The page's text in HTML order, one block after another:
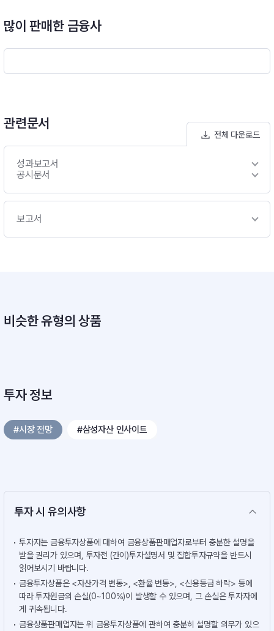
합투자증권(ETF)에분산투자 합니다.- 국내ㆍ외 집합투자증권(E
TF) 종목 선정 시 거래량, 배당수익률, 시가총액을 종합적으로 고
려하여투자하고 시장대응에 따른 리밸런싱을 최소화하는 등 회전
니다.■ 생애주기 동적자산배분(위험-안전자산 비중 탄력적 조
에 초점을 두고, 은퇴시기가 가까워짐에 따라 채권에 주로 투자하
는 집합투자증권 등 안전자산의 비중을 확대하여 포트폴리오 안
정성에 초점을 둘 계획입니다.■ 목표시점(Target Date) : 203
0년- 이 투자신탁은 2030년을 목표시점(Target Date)으로 설
정하여 자산배분 전략을 실행할 계획입니다. 투자기간 동안 위험
자산 비중을 점차적으로 줄여나가고 목표시점(Target Date) 이
후부터는40%이하에서 일정수준으로 유지할 예정입니다.※ 비교
많이 판매한 금융사
관련문서
전체 다운로드
성과보고서
공시문서
보고서
비슷한 유형의 상품
투자 정보
#시장 전망 #삼성자산 인사이트
투자 시 유의사항
투자자는 금융투자상품에 대하여 금융상품판매업자로부터 충분한 설명을
받을 권리가 있으며, 투자전 (간이)투자설명서 및 집합투자규약을 반드시
읽어보시기 바랍니다.
금융투자상품은 <자산가격 변동>, <환율 변동>, <신용등급 하락> 등에
따라 투자원금의 손실(0~100%)이 발생할 수 있으며, 그 손실은 투자자에
게 귀속됩니다.
금융상품판매업자는 위 금융투자상품에 관하여 충분히 설명할 의무가 있으